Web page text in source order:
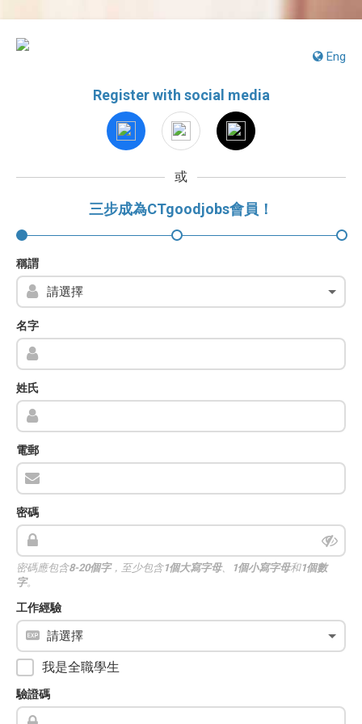
Eng
Register with social media
或
三步成為CTgoodjobs會員！
稱謂
名字
姓氏
電郵
密碼
密碼應包含8-20個字，至少包含1個大寫字母、 1個小寫字母和1個數
字。
工作經驗
我是全職學生
驗證碼